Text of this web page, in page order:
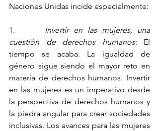
Naciones Unidas incide especialmente:
1. Invertir en las mujeres, una
cuestión de derechos humanos: El
tiempo se acaba. La igualdad de
género sigue siendo el mayor reto en
materia de derechos humanos. Invertir
en las mujeres es un imperativo desde
la perspectiva de derechos humanos y
la piedra angular para crear sociedades
inclusivas. Los avances para las mujeres